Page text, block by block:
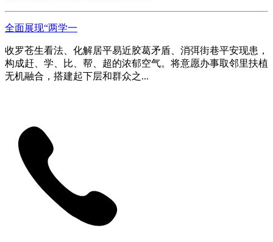
全面展现“两学一
收罗苍生看法、化解居平易近胶葛矛盾、消弭街巷平安现患，
构成赶、学、比、帮、超的浓郁空气。将意愿办事取邻里扶植
无机融合，搭建起下层和群众之...